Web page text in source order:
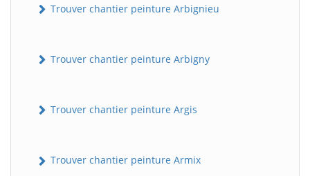
Trouver chantier peinture Arbignieu
Trouver chantier peinture Arbigny
Trouver chantier peinture Argis
Trouver chantier peinture Armix